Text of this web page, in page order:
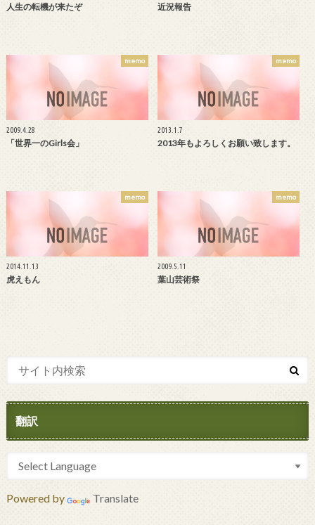
人生の転機が来たぞ 近況報告
memo
2009.4.28
「世界一のGirls会」
memo
2013.1.7
2013年もよろしくお願い致します。
memo
2014.11.13
虎えもん
memo
2009.5.11
葉山芸術祭
翻訳
Powered by Translate